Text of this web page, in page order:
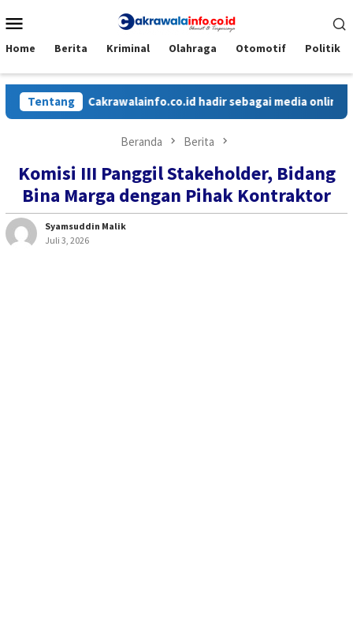
ke
Mobile
Home Berita Kriminal Olahraga Otomotif Politik
TentangCakrawalainfo.co.id hadir sebagai media online
Beranda Berita
Komisi III Panggil Stakeholder, Bidang
Bina Marga dengan Pihak Kontraktor
Syamsuddin Malik
Juli 3, 2026